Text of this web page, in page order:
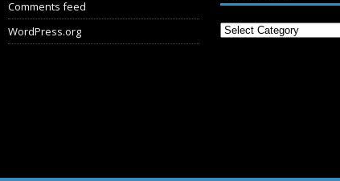
Comments feed
WordPress.org